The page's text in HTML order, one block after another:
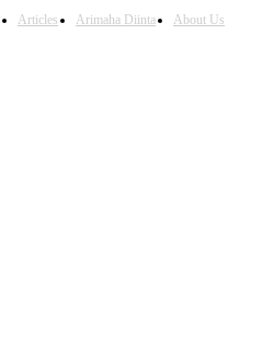
Articles Arimaha Diinta
About Us